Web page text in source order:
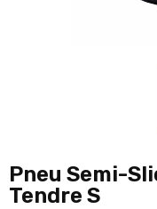
Pneu Semi-
Tendre S